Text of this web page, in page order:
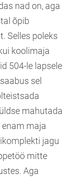
nad on, aga
õpib
Selles poleks
koolimaja
504-le lapsele
sel
mahutada
enam maja
jagu
mitte
Aga